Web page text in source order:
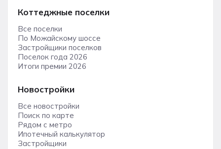
Коттеджные поселки
Все поселки
По Можайскому шоссе
Застройщики поселков
Поселок года 2026
Итоги премии 2026
Новостройки
Все новостройки
Поиск по карте
Рядом с метро
Ипотечный калькулятор
Застройщики